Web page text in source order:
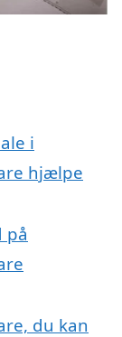
i
hjælpe
på
du kan